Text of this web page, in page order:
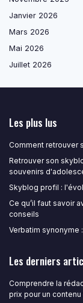
Janvier 2026
Mars 2026
Mai 2026
Juillet 2026
Les plus lus
Comment retrouver
Retrouver son
souvenirs
Skyblog profil :
Ce qu’il faut savoir
conseils
Verbatim synonyme
Les derniers
Comprendre la
prix pour un contenu